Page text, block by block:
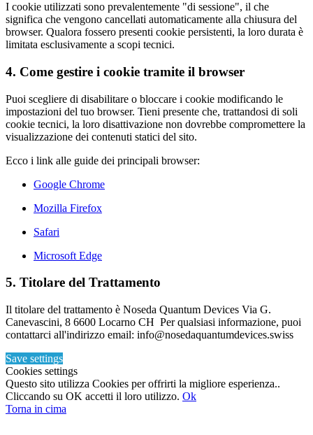
I cookie utilizzati sono prevalentemente "di sessione", il che
significa che vengono cancellati automaticamente alla chiusura del
browser. Qualora fossero presenti cookie persistenti, la loro durata è
limitata esclusivamente a scopi tecnici.
4. Come gestire i cookie tramite il browser
Puoi scegliere di disabilitare o bloccare i cookie modificando le
impostazioni del tuo browser. Tieni presente che, trattandosi di soli
cookie tecnici, la loro disattivazione non dovrebbe compromettere la
visualizzazione dei contenuti statici del sito.
Ecco i link alle guide dei principali browser:
Google Chrome
Mozilla Firefox
Safari
Microsoft Edge
5. Titolare del Trattamento
Il titolare del trattamento è Noseda Quantum Devices Via G.
Canevascini, 8 6600 Locarno CH Per qualsiasi informazione, puoi
contattarci all'indirizzo email: info@nosedaquantumdevices.swiss
Save settings
Cookies settings
Questo sito utilizza Cookies per offrirti la migliore esperienza..
Cliccando su OK accetti il loro utilizzo. Ok
Torna in cima